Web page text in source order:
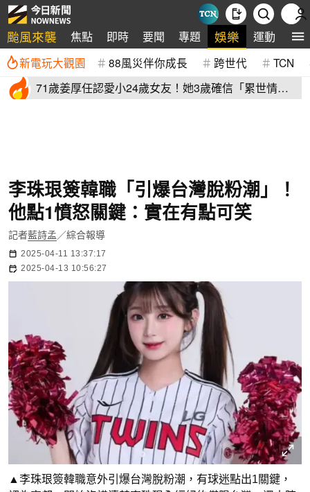
颱風來襲 焦點 即時 要聞 專題 娛樂 運動 全
新電玩大觀園 88風災伴你成長 跨世代 TCN
71歲姜厚任認愛小24歲女友！她3歲確信「累世情
李珠珢簽韓職「引爆台灣脫粉潮」！
他點1憤怒關鍵：實在有點可笑
記者藍詩孟 ／綜合報導
2025-04-11 13:37:17
2025-04-13 10:56:27
▲李珠珢簽韓職意外引爆台灣脫粉潮，有球迷點出1關鍵，